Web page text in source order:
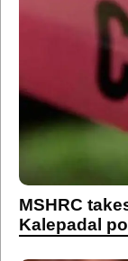
MSHRC
Kalepadal